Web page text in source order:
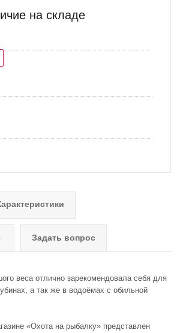
на складе
Задать вопрос
веса отлично зарекомендовала себя для
а так же в водоёмах с обильной
«Охота на рыбалку» представлен